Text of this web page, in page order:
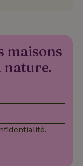
maisons
nature.
.
que la connexion
cookies
semaines
utilisé par
Script.com